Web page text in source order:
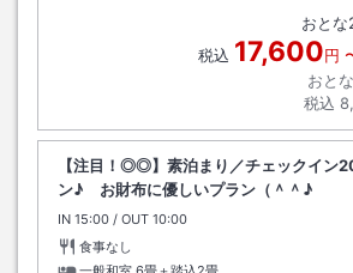
おとな
税込 17,600円
おと
税込
【注目！◎◎】素泊まり／チェックイン
ン♪ お財布に優しいプラン（＾＾♪
IN チェックイン
15:00 / OUT チェックアウト
10:00
食事なし